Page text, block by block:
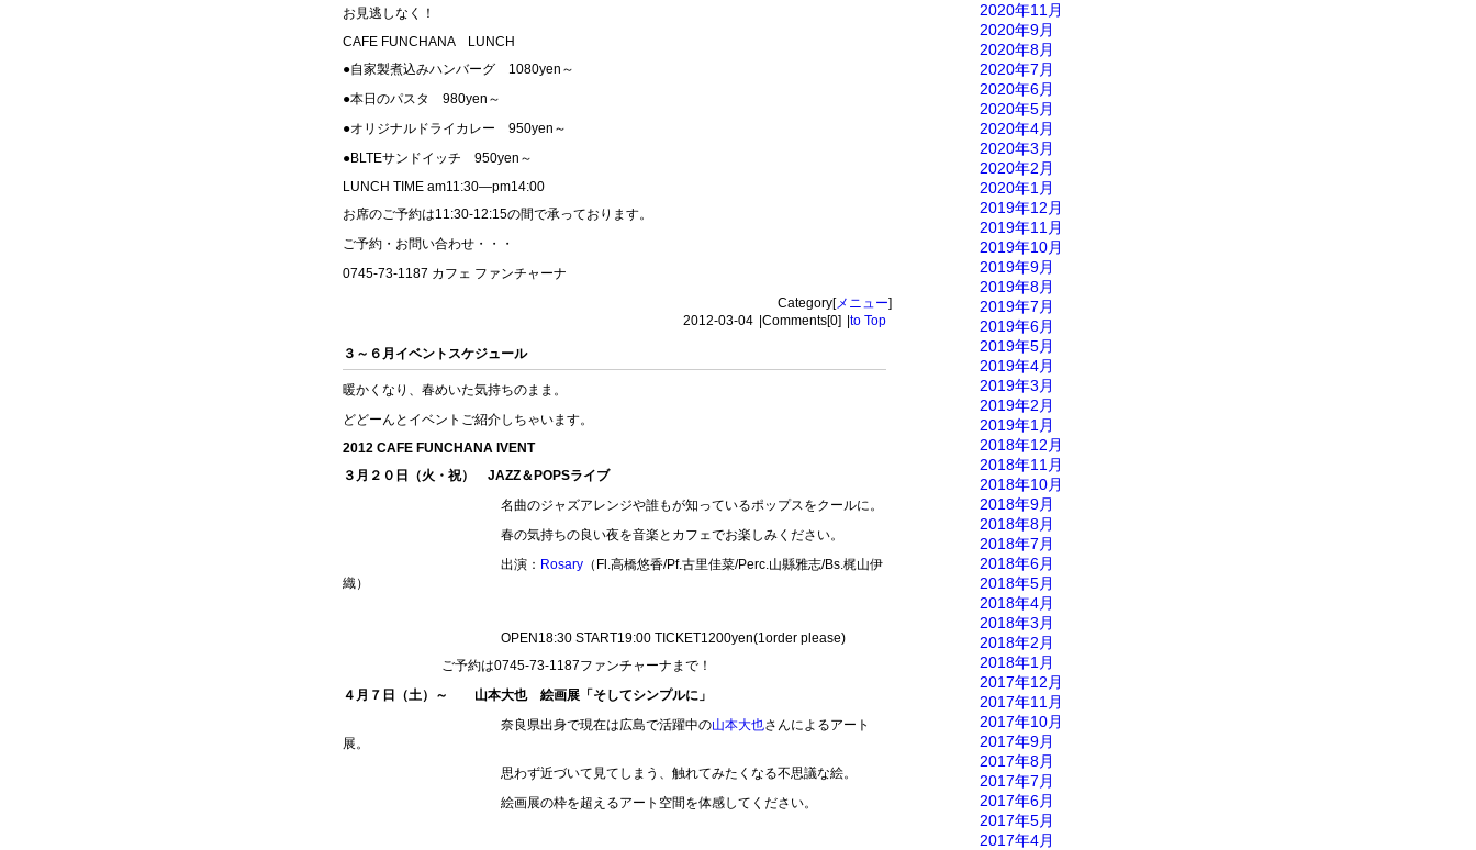
お見逃しなく！
CAFE FUNCHANA LUNCH
●自家製煮込みハンバーグ 1080yen～
●本日のパスタ 980yen～
●オリジナルドライカレー 950yen～
●BLTEサンドイッチ 950yen～
LUNCH TIME am11:30―pm14:00
お席のご予約は11:30-12:15の間で承っております。
ご予約・お問い合わせ・・・
0745-73-1187 カフェ ファンチャーナ
Category[メニュー]
2012-03-04 Comments[0] to Top
３～６月イベントスケジュール
暖かくなり、春めいた気持ちのまま。
どどーんとイベントご紹介しちゃいます。
2012 CAFE FUNCHANA IVENT
３月２０日（火・祝） JAZZ＆POPSライブ
名曲のジャズアレンジや誰もが知っているポップスをクールに。
春の気持ちの良い夜を音楽とカフェでお楽しみください。
出演： Rosary （Fl.高橋悠香/Pf.古里佳菜/Perc.山縣雅志/Bs.梶山伊
織）
OPEN18:30 START19:00 TICKET1200yen(1order please)
ご予約は0745-73-1187ファンチャーナまで！
４月７日（土）～ 山本大也 絵画展「そしてシンプルに」
奈良県出身で現在は広島で活躍中の山本大也さんによるアート
展。
思わず近づいて見てしまう、触れてみたくなる不思議な絵。
絵画展の枠を超えるアート空間を体感してください。
2020年11月
2020年9月
2020年8月
2020年7月
2020年6月
2020年5月
2020年4月
2020年3月
2020年2月
2020年1月
2019年12月
2019年11月
2019年10月
2019年9月
2019年8月
2019年7月
2019年6月
2019年5月
2019年4月
2019年3月
2019年2月
2019年1月
2018年12月
2018年11月
2018年10月
2018年9月
2018年8月
2018年7月
2018年6月
2018年5月
2018年4月
2018年3月
2018年2月
2018年1月
2017年12月
2017年11月
2017年10月
2017年9月
2017年8月
2017年7月
2017年6月
2017年5月
2017年4月